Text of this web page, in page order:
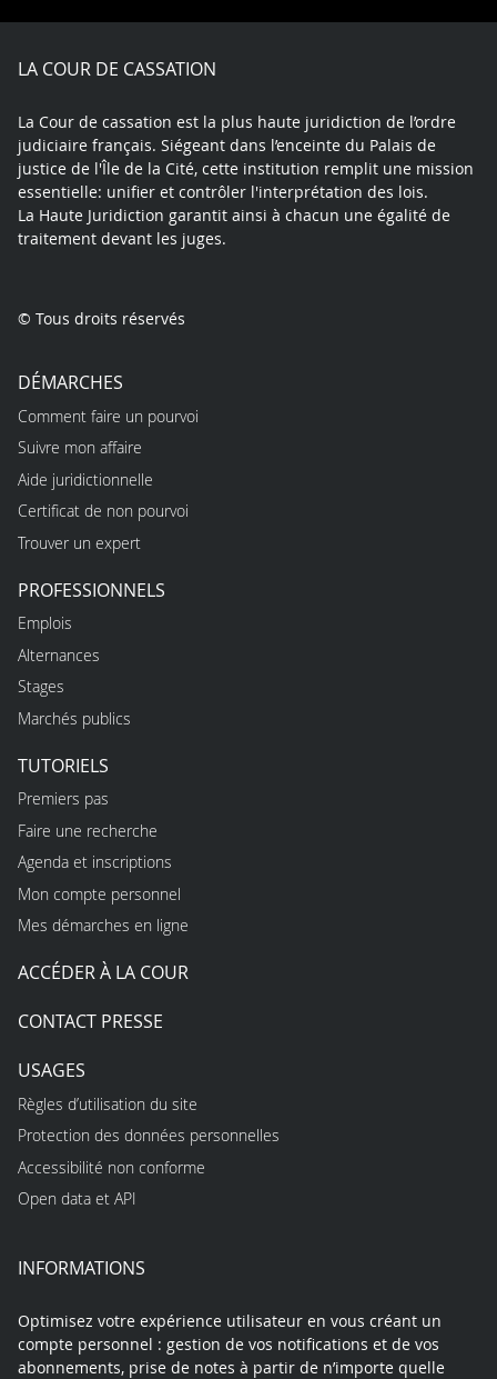
X
FacebookYoutubeLinkedInInstagram
LA COUR DE CASSATION
La Cour de cassation est la plus haute juridiction de l’ordre
judiciaire français. Siégeant dans l’enceinte du Palais de
justice de l'Île de la Cité, cette institution remplit une mission
essentielle: unifier et contrôler l'interprétation des lois.
La Haute Juridiction garantit ainsi à chacun une égalité de
traitement devant les juges.
© Tous droits réservés
DÉMARCHES
Comment faire un pourvoi
Suivre mon affaire
Aide juridictionnelle
Certificat de non pourvoi
Trouver un expert
PROFESSIONNELS
Emplois
Alternances
Stages
Marchés publics
TUTORIELS
Premiers pas
Faire une recherche
Agenda et inscriptions
Mon compte personnel
Mes démarches en ligne
ACCÉDER À LA COUR
CONTACT PRESSE
USAGES
Règles d’utilisation du site
Protection des données personnelles
Accessibilité non conforme
Open data et API
INFORMATIONS
Optimisez votre expérience utilisateur en vous créant un
compte personnel : gestion de vos notifications et de vos
abonnements, prise de notes à partir de n’importe quelle